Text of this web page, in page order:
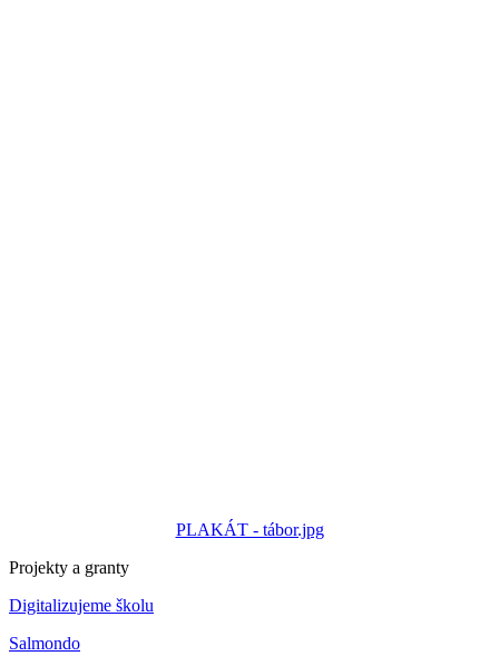
PLAKÁT - tábor.jpg
Projekty a granty
Digitalizujeme školu
Salmondo